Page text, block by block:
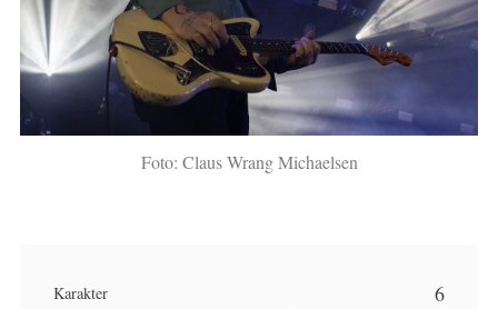
Foto: Claus Wrang Michaelsen
Karakter 6